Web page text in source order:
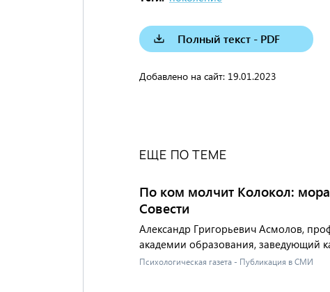
Полный текст - PDF
Добавлено на сайт: 19.01.2023
ЕЩЕ ПО ТЕМЕ
По ком молчит Колокол:
Совести
Александр Григорьевич Асмолов,
академии образования, заведующий
Психологическая газета - Публикация в СМИ